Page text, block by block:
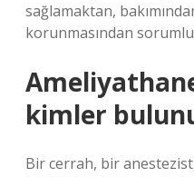
sağlamaktan,
korunmasından
kimler
Bir cerrah, bir